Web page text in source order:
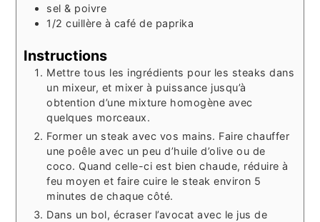
sel & poivre
1/2 cuillère à café de paprika
Instructions
Mettre tous les ingrédients pour les steaks dans
un mixeur, et mixer à puissance jusqu’à
obtention d’une mixture homogène avec
quelques morceaux.
Former un steak avec vos mains. Faire chauffer
une poêle avec un peu d’huile d’olive ou de
coco. Quand celle-ci est bien chaude, réduire à
feu moyen et faire cuire le steak environ 5
minutes de chaque côté.
Dans un bol, écraser l’avocat avec le jus de